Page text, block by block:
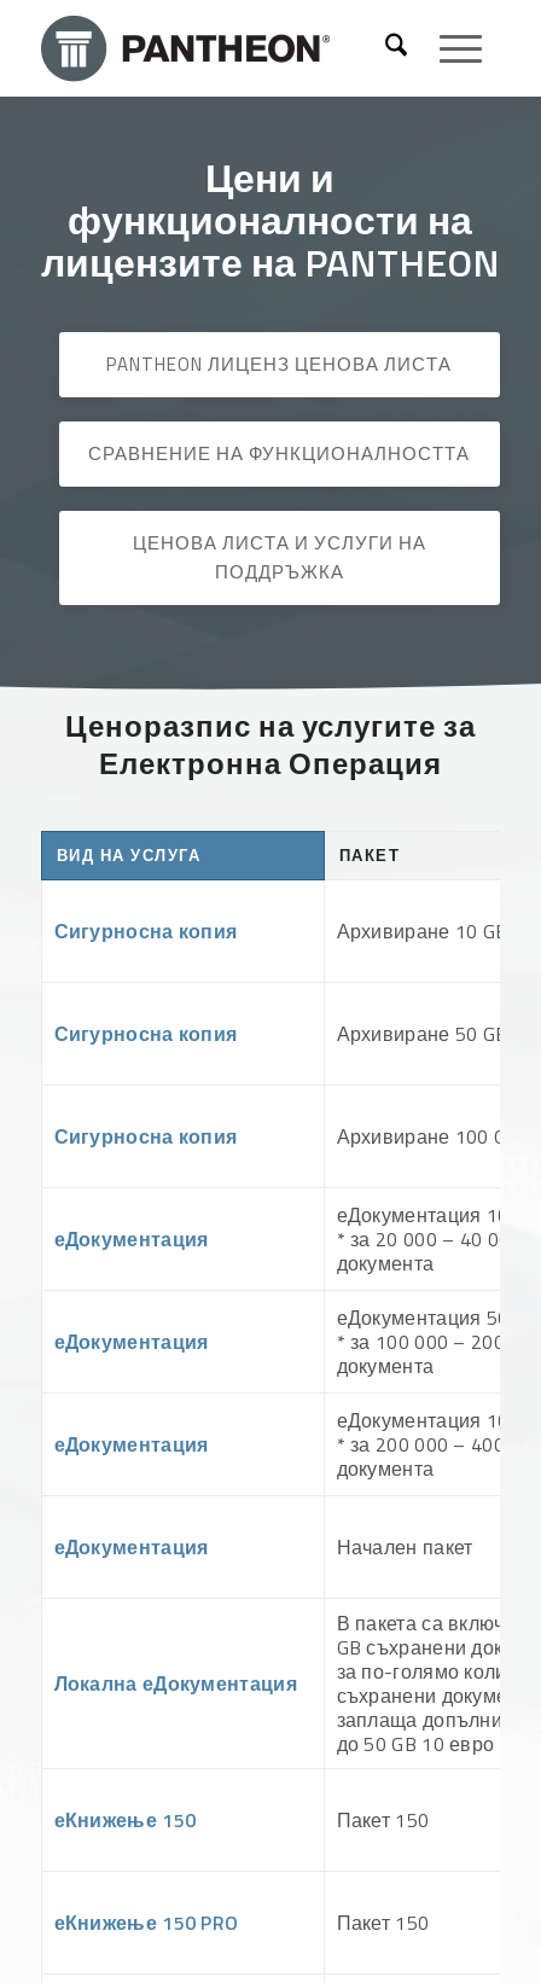
Цени и
функционалности на
лицензите на PANTHEON
PANTHEON ЛИЦЕНЗ ЦЕНОВА ЛИСТА
СРАВНЕНИЕ НА ФУНКЦИОНАЛНОСТТА
ЦЕНОВА ЛИСТА И УСЛУГИ НА
ПОДДРЪЖКА
Ценоразпис на услугите за
Електронна Операция
ВИД НА УСЛУГА ПАКЕТ
Сигурносна копия Архивиране 10 GB
Сигурносна копия Архивиране 50 GB
Сигурносна копия Архивиране 100 GB
еДокументация
еДокументация 10 GB
* за 20 000 – 40 000
документа
еДокументация
еДокументация 50 GB
* за 100 000 – 200
документа
еДокументация
еДокументация 100
* за 200 000 – 400
документа
еДокументация Начален пакет
Локална еДокументация
В пакета са
GB съхранени
за по-голямо
съхранени
заплаща
до 50 GB 10 евро .
еКнижење 150 Пакет 150
еКнижење 150 PRO Пакет 150